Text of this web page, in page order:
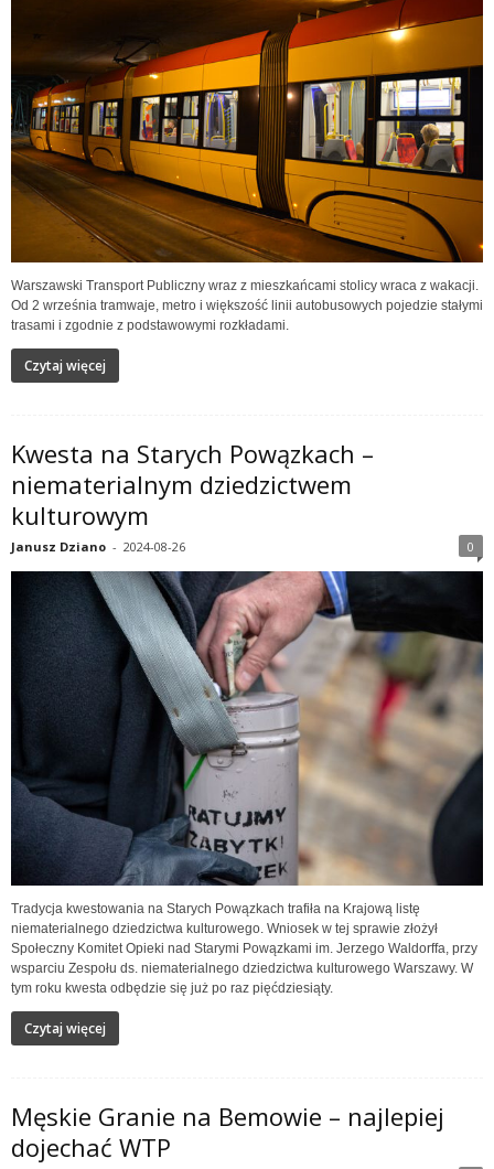
Warszawski Transport Publiczny wraz z mieszkańcami stolicy wraca z wakacji.
Od 2 września tramwaje, metro i większość linii autobusowych pojedzie stałymi
trasami i zgodnie z podstawowymi rozkładami.
Czytaj więcej
Kwesta na Starych Powązkach –
niematerialnym dziedzictwem
kulturowym
Janusz Dziano - 2024-08-26 0
Tradycja kwestowania na Starych Powązkach trafiła na Krajową listę
niematerialnego dziedzictwa kulturowego. Wniosek w tej sprawie złożył
Społeczny Komitet Opieki nad Starymi Powązkami im. Jerzego Waldorffa, przy
wsparciu Zespołu ds. niematerialnego dziedzictwa kulturowego Warszawy. W
tym roku kwesta odbędzie się już po raz pięćdziesiąty.
Czytaj więcej
Męskie Granie na Bemowie – najlepiej
dojechać WTP